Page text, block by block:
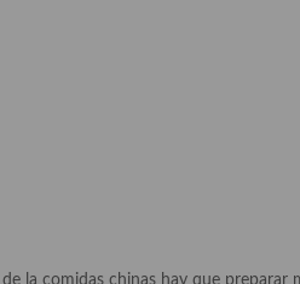
la comidas chinas hay que